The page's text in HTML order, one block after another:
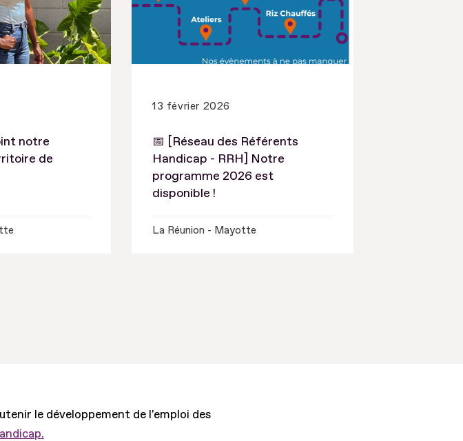
notre
de
13 février 2026
📅 [Réseau des Référents
Handicap - RRH] Notre
programme 2026 est
disponible !
La Réunion - Mayotte
le développement de l'emploi des